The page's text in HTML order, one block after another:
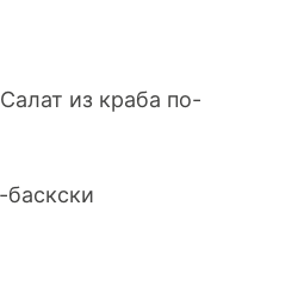
Салат из краба по-